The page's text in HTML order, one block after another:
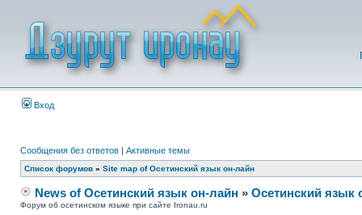
Вход
Сообщения без ответов | Активные темы
Список форумов » Site map of Осетинский язык он-лайн
News of Осетинский язык он-лайн » Осетинский язык
Форум об осетинском языке при сайте Ironau.ru